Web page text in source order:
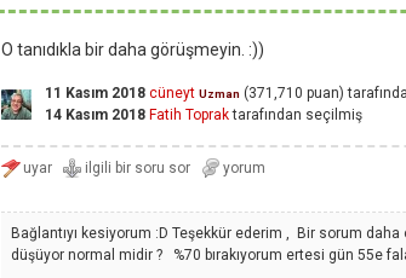
O tanıdıkla bir daha görüşmeyin. :))
11 Kasım 2018 cüneyt Uzman (371,710 puan)
14 Kasım 2018 Fatih Topraktarafından seçilmiş
Bağlantıyı kesiyorum :D Teşekkür ederim , Bir sorum daha
düşüyor normal midir ? %70 bırakıyorum ertesi gün 55e